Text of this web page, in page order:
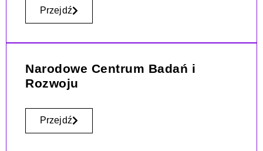
Przejdź
Narodowe Centrum Badań i
Rozwoju
Przejdź